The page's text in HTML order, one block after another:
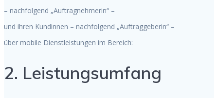
– nachfolgend „Auftragnehmerin“ –
und ihren Kundinnen – nachfolgend „Auftraggeberin“ –
über mobile Dienstleistungen im Bereich:
2. Leistungsumfang